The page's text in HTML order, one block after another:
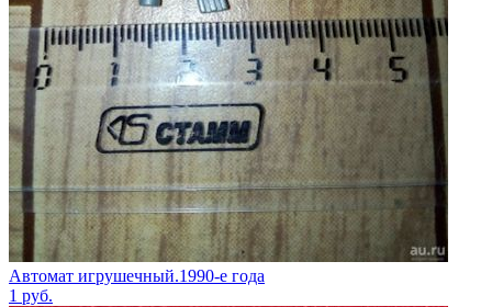
Автомат игрушечный.1990-е года
1 руб.